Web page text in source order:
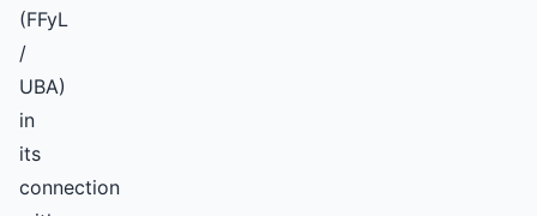
(FFyL
/
UBA)
in
its
connection